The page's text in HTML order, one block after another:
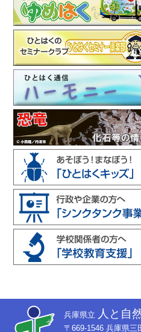
兵庫県立 人と自
〒669-1546 兵庫県三